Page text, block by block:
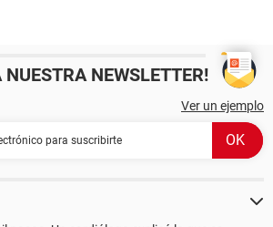
NUESTRA NEWSLETTER!
Ver un ejemplo